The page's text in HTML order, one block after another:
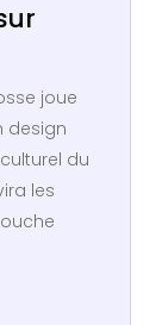
joue
design
du
les